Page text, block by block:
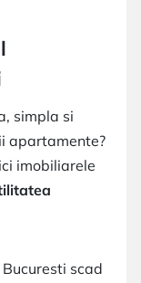
simpla si
apartamente?
imobiliarele
scad